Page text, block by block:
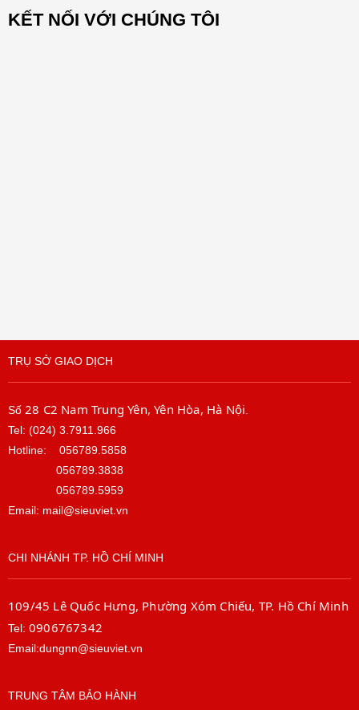
Microphone pickup range
Environmental
Operating Temperature Range
Range (Fahrenheit): 0 to 40 °C/ 32
Security
Standard Kensington lock slot
Security management:
AES 256 bits encryption
KẾT NỐI VỚI CHÚNG TÔI
TRỤ SỞ GIAO DỊCH
Số 28 C2 Nam Trung Yên, Yên Hòa, Hà Nội
Tel: (024) 3.7911.966
Hotline: 056789.5858
056789.3838
056789.5959
Email: mail@sieuviet.vn
CHI NHÁNH TP. HỒ CHÍ MINH
109/45 Lê Quốc Hưng, Phường Xóm Chiếu, TP. Hồ Chí Minh
Tel: 0906767342
Email:dungnn@sieuviet.vn
TRUNG TÂM BẢO HÀNH